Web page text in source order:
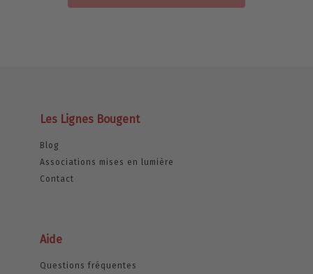
Les Lignes Bougent
Blog
Associations mises en lumière
Contact
Aide
Questions fréquentes